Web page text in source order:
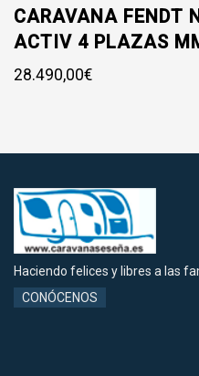
CARAVANA FENDT
ACTIV 4 PLAZAS
28.490,00€
Haciendo felices y libres a las
CONÓCENOS